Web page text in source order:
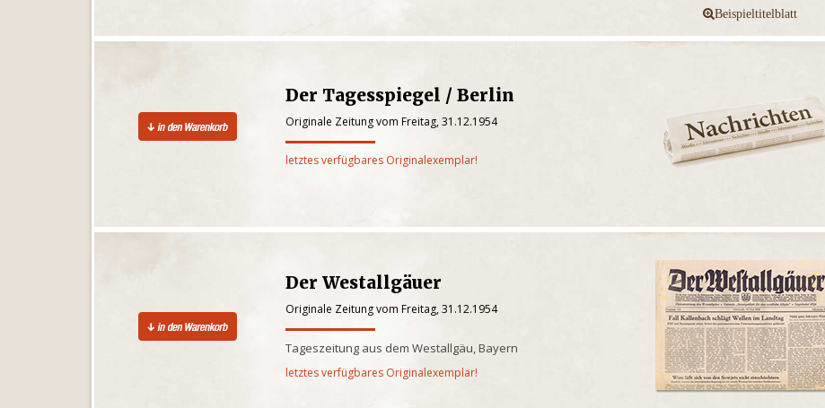
Der Tagesspiegel / Berlin
Originale Zeitung vom Freitag, 31.12.1954
letztes verfügbares Originalexemplar!
Der Westallgäuer
Originale Zeitung vom Freitag, 31.12.1954
Tageszeitung aus dem Westallgäu, Bayern
letztes verfügbares Originalexemplar!